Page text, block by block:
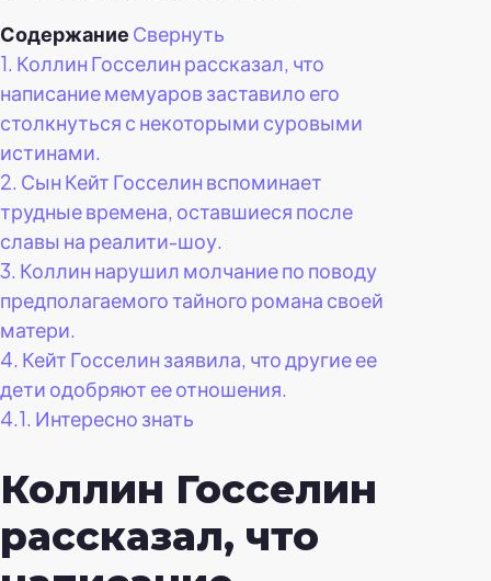
Содержание Свернуть
1. Коллин Госселин рассказал, что
написание мемуаров заставило его
столкнуться с некоторыми суровыми
истинами.
2. Сын Кейт Госселин вспоминает
трудные времена, оставшиеся после
славы на реалити-шоу.
3. Коллин нарушил молчание по поводу
предполагаемого тайного романа своей
матери.
4. Кейт Госселин заявила, что другие ее
дети одобряют ее отношения.
4.1. Интересно знать
Коллин Госселин
рассказал, что